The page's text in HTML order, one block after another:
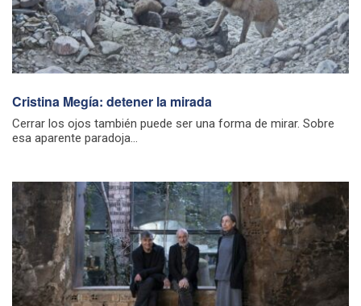
Cristina Megía: detener la mirada
Cerrar los ojos también puede ser una forma de mirar. Sobre
esa aparente paradoja...